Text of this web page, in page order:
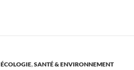
ÉCOLOGIE,SANTÉ & ENVIRONNEMENT